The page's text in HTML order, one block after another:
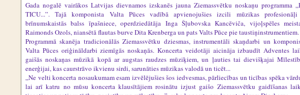
Gada nogalē vairākos Latvijas dievnamos izskanēs jauna Ziemassvētku noskaņu programma
TICU...”. Tajā komponista Valta Pūces vadībā apvienojušies izcili mūzikas
brīnumskaistās balss īpašniece, operdziedātāja Inga Šļubovska Kancēviča, vijoļspēles
Raimonds Ozols, niansētā flautas burve Dita Krenberga un pats Valts Pūce pie taustiņinstrumentiem.
Programmā skanēja tradicionālās Ziemassvētku dziesmas, instrumentāli skaņdarbi un
Valta Pūces oriģināldarbi ziemīgās noskaņās. Koncerta veidotāji aicināja izbaudīt Adventes
gaišās noskaņas mūzikā kopā ar augstas raudzes mūziķiem, un ļauties tai dievišķajai
enerģijai, kas caurstrāvo ikvienu sirdi, sarunāties mūzikas valodā un ticēt...
„Ne velti koncerta nosaukumam esam izvēlējušies šos iedvesmas, pārliecības un ticības spēka
lai arī katru no mūsu koncerta klausītājiem rosinātu izjust gaišo Ziemassvētku gaidīšanas